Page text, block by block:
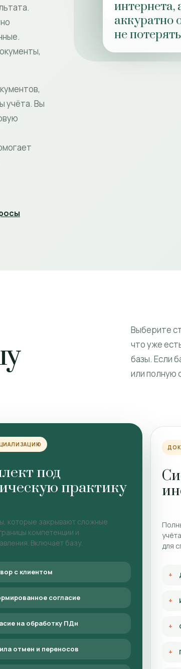
учёта. Вы
интернета,
аккуратно
не
Выберите
что уже
базы. Если
или полную
под
практику
которые закрывают сложные
компетенции и
Включает базу.
с клиентом
согласие
на обработку ПДн
отмен и переносов
для